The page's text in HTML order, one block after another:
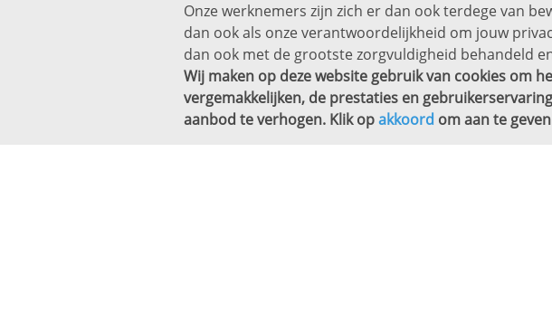
Onze werknemers zijn zich er dan ook terdege van
dan ook als onze verantwoordelijkheid om jouw
dan ook met de grootste zorgvuldigheid behandeld
Wij maken op deze website gebruik van cookies om
vergemakkelijken, de prestaties en
aanbod te verhogen. Klik opakkoord om aan te